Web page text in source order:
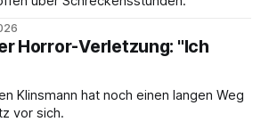
Horror-Verletzung: "Ich
Klinsmann hat noch einen langen Weg
vor sich.